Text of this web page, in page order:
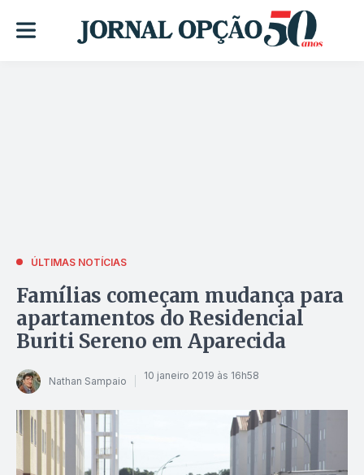
ÚLTIMAS NOTÍCIAS
Famílias começam mudança para
apartamentos do Residencial
Buriti Sereno em Aparecida
Nathan Sampaio 10 janeiro 2019 às 16h58